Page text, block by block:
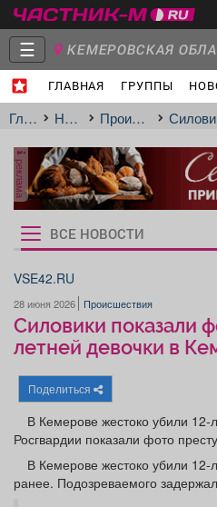
☰ КЕМЕРОВСКАЯ
МЕЖДУРЕЧЕНСК- Ваш
ГЛАВНАЯ ГРУППЫ
Главная
Группы
Объявления
Работа
Афиша Обучение
Главная Новости Происшествия Силовики
реклама
Рукбрики
новостей
ВСЕ НОВОСТИ
VSE42.RU
28 июня 2026 Происшествия
Силовики показали
летней девочки в
Поделиться
В Кемерове жестоко убили
Росгвардии показали фото
В Кемерове жестоко убили
ранее. Подозреваемого